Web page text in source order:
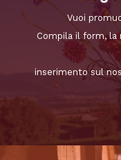
Vuoi
Compila il form, la
inserimento sul